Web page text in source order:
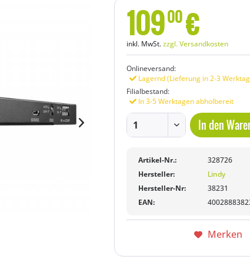
10900€
inkl. MwSt.zzgl. Versandkosten
Onlineversand:
Lagernd (Lieferung in 2-3
Filialbestand:
In 3-5 Werktagen abholbereit
In den
Artikel-Nr.:
328726
Hersteller:
Lindy
Hersteller-Nr:
38231
EAN:
Merken